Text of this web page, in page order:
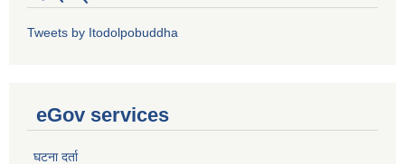
Tweets by Itodolpobuddha
eGov services
घटना दर्ता